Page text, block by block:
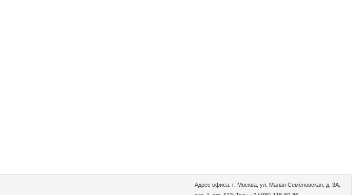
Адрес офиса: г. Москва, ул. Малая Семёновская, д. 3А,